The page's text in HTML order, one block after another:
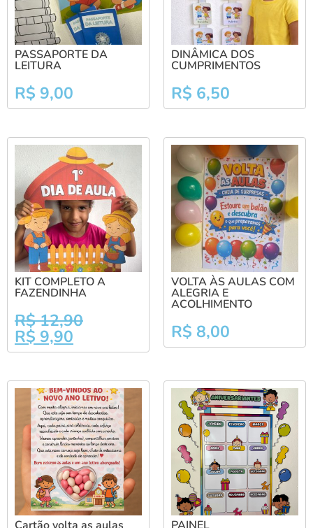
PASSAPORTE DA
LEITURA
R$ 9,00
DINÂMICA DOS
CUMPRIMENTOS
R$ 6,50
KIT COMPLETO A
FAZENDINHA
R$12,90
R$ 9,90
VOLTA ÀS AULAS COM
ALEGRIA E
ACOLHIMENTO
R$ 8,00